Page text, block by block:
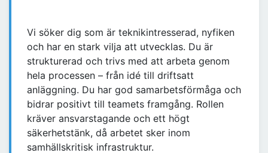
Vi söker dig som är teknikintresserad, nyfiken
och har en stark vilja att utvecklas. Du är
strukturerad och trivs med att arbeta genom
hela processen – från idé till driftsatt
anläggning. Du har god samarbetsförmåga och
bidrar positivt till teamets framgång. Rollen
kräver ansvarstagande och ett högt
säkerhetstänk, då arbetet sker inom
samhällskritisk infrastruktur.